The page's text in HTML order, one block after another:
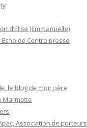
d’Elise (Emmanuelle)
de Centre presse
le blog de mon père
Marmotte
Association de porteurs